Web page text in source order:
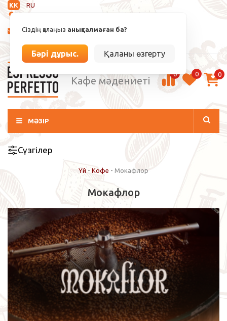
KK
RU
Сіздің қалаңыз анықталмаған ба?
Бәрі дұрыс. Қаланы өзгерту
info@espressoperfetto.kz
Кафе мәдениеті
0 0 0
МӘЗІР
Сүзгілер
Үй - Кофе - Мокафлор
Мокафлор